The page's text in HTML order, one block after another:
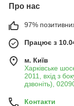
Про нас
97%
Працює з
м. Київ
Харківське
2011, вхід з
дзвоніть),
Контакти